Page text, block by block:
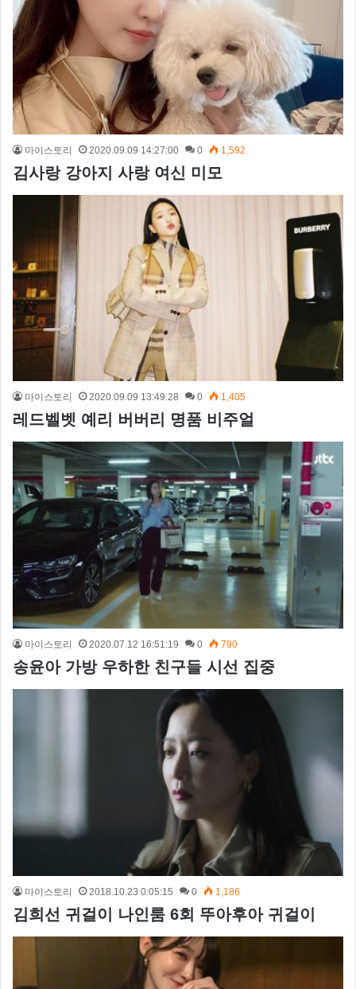
마이스토리 2020.09.09 14:27:00 0 1,592
김사랑 강아지 사랑 여신 미모
마이스토리 2020.09.09 13:49:28 0 1,405
레드벨벳 예리 버버리 명품 비주얼
마이스토리 2020.07.12 16:51:19 0 790
송윤아 가방 우하한 친구들 시선 집중
마이스토리 2018.10.23 0:05:15 0 1,186
김희선 귀걸이 나인룸 6회 뚜아후아 귀걸이